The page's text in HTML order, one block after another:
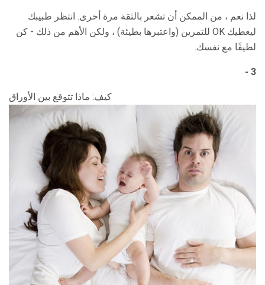
لذا نعم ، من الممكن أن تشعر بالثقة مرة أخرى. انتظر طبيبك
ليعطيك OK للتمرين (واعتبرها بطيئة) ، ولكن الأهم من ذلك - كن
لطيفًا مع نفسك.
3 -
كيف: ماذا تتوقع بين الأوراق